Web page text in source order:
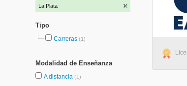
La Plata
Tipo
Carreras (1)
Modalidad de Enseñanza
A distancia (1)